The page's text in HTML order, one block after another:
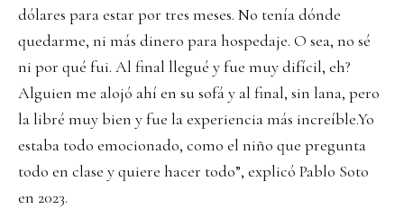
dólares para estar por tres meses. No tenía dónde
quedarme, ni más dinero para hospedaje. O sea, no sé
ni por qué fui. Al final llegué y fue muy difícil, eh?
Alguien me alojó ahí en su sofá y al final, sin lana, pero
la libré muy bien y fue la experiencia más increíble.Yo
estaba todo emocionado, como el niño que pregunta
todo en clase y quiere hacer todo”, explicó Pablo Soto
en 2023.